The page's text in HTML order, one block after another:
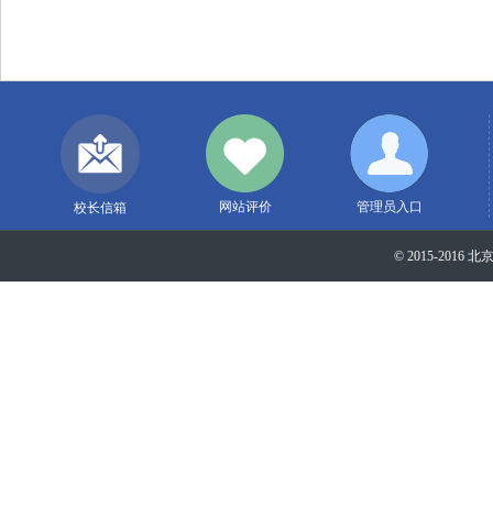
校长信箱 网站评价 管理员入口
© 2015-2016